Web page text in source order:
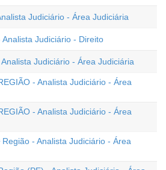
Judiciário - Área Judiciária
Judiciário - Direito
Judiciário - Área Judiciária
- Analista Judiciário - Área
- Analista Judiciário - Área
- Analista Judiciário - Área